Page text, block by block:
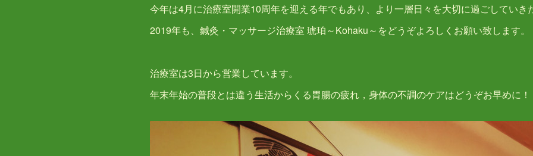
今年は4月に治療室開業10周年を迎える年でもあり、より一層日々を大切に過ごしていき
2019年も、鍼灸・マッサージ治療室 琥珀～Kohaku～をどうぞよろしくお願い致します。
治療室は3日から営業しています。
年末年始の普段とは違う生活からくる胃腸の疲れ，身体の不調のケアはどうぞお早めに！